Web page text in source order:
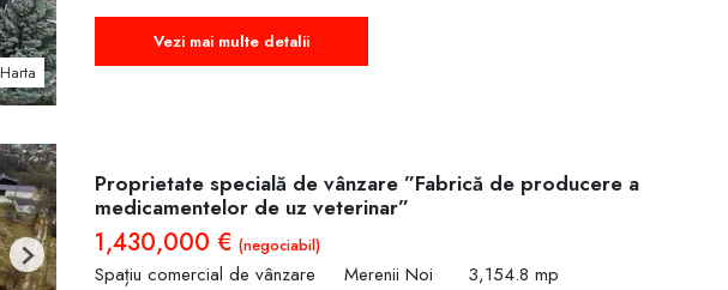
Harta
Vezi mai multe detalii
Next
Proprietate specială de vânzare ”Fabrică de producere a
medicamentelor de uz veterinar”
1,430,000 € (negociabil)
Spațiu comercial de vânzare Merenii Noi 3,154.8 mp